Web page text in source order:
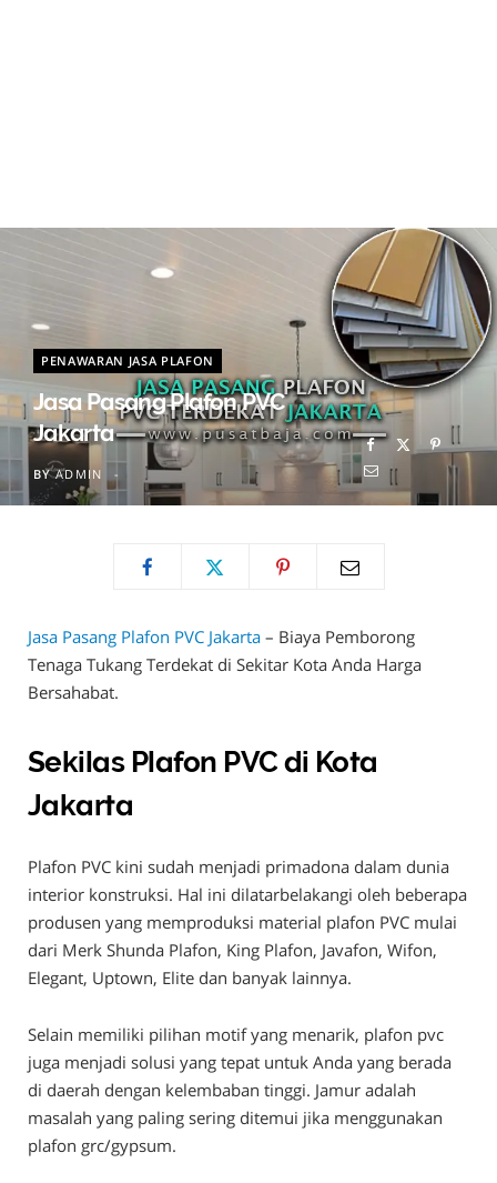
PENAWARAN JASA PLAFON
Jasa Pasang Plafon PVC
Jakarta
BY ADMIN
Jasa Pasang Plafon PVC Jakarta – Biaya Pemborong
Tenaga Tukang Terdekat di Sekitar Kota Anda Harga
Bersahabat.
Sekilas Plafon PVC di Kota
Jakarta
Plafon PVC kini sudah menjadi primadona dalam dunia
interior konstruksi. Hal ini dilatarbelakangi oleh beberapa
produsen yang memproduksi material plafon PVC mulai
dari Merk Shunda Plafon, King Plafon, Javafon, Wifon,
Elegant, Uptown, Elite dan banyak lainnya.
Selain memiliki pilihan motif yang menarik, plafon pvc
juga menjadi solusi yang tepat untuk Anda yang berada
di daerah dengan kelembaban tinggi. Jamur adalah
masalah yang paling sering ditemui jika menggunakan
plafon grc/gypsum.